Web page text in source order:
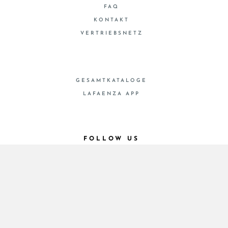
FAQ
KONTAKT
VERTRIEBSNETZ
GESAMTKATALOGE
LAFAENZA APP
FOLLOW US